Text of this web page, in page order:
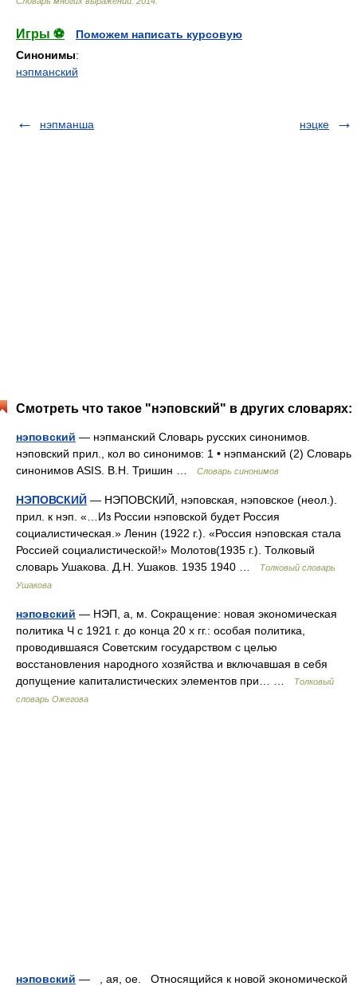
Игры ⚽
Поможем написать курсовую
Синонимы:
нэпманский
нэпманша нэцке
Смотреть что такое "нэповский" в других словарях:
нэповский — нэпманский Словарь русских синонимов.
нэповский прил., кол во синонимов: 1 • нэпманский (2) Словарь
синонимов ASIS. В.Н. Тришин …
Словарь синонимов
НЭПОВСКИЙ — НЭПОВСКИЙ, нэповская, нэповское (неол.).
прил. к нэп. «…Из России нэповской будет Россия
социалистическая.» Ленин (1922 г.). «Россия нэповская стала
Россией социалистической!» Молотов(1935 г.). Толковый
словарь Ушакова. Д.Н. Ушаков. 1935 1940 …
Толковый словарь
Ушакова
нэповский — НЭП, а, м. Сокращение: новая экономическая
политика Ч с 1921 г. до конца 20 х гг.: особая политика,
проводившаяся Советским государством с целью
восстановления народного хозяйства и включавшая в себя
допущение капиталистических элементов при… …
Толковый
словарь Ожегова
нэповский — , ая, ое. Относящийся к новой экономической